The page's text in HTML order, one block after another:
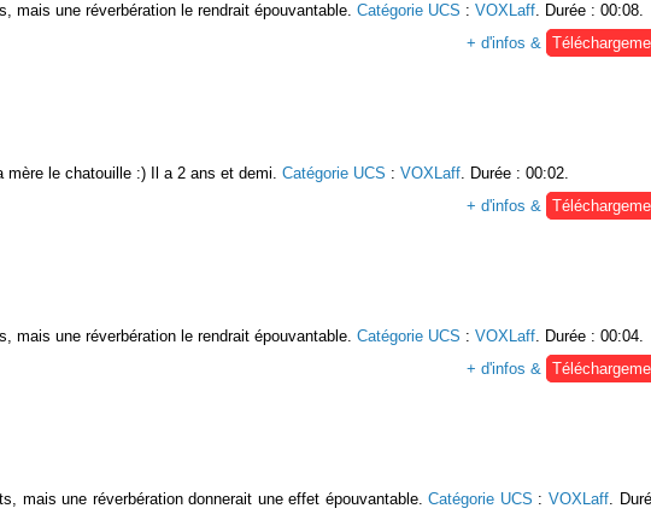
mais une réverbération le rendrait épouvantable. Catégorie UCS : VOXLaff. Durée : 00:08.
+ d'infos &
le chatouille :) Il a 2 ans et demi. Catégorie UCS : VOXLaff . Durée : 00:02.
+ d'infos &
mais une réverbération le rendrait épouvantable. Catégorie UCS : VOXLaff . Durée : 00:04.
+ d'infos &
mais une réverbération donnerait une effet épouvantable.Catégorie UCS : VOXLaff.